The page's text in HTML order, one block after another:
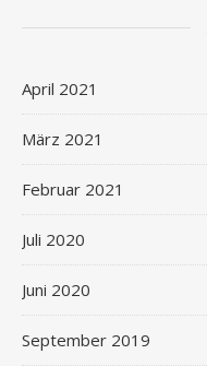
April 2021
März 2021
Februar 2021
Juli 2020
Juni 2020
September 2019